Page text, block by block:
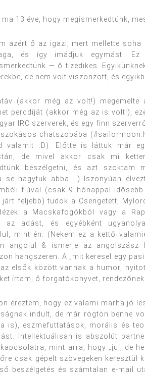
ma 13 éve, hogy megismerkedtünk,
azért ő az igazi, mert mellette
és így imádjuk egymást.
— ő tizedikes.
de nem volt viszonzott, és
(akkor még az volt!) megemelte
percdíját (akkor még az is volt!),
IRC szerverek, és egy finn
chatszobába
valamit :D). Előtte is láttuk már
de mivel akkor csak mi
beszélgetni, és azt szoktam
se hagytuk abba. :) Iszonyúan
fiúval (csak 9 hónappal
járt feljebb) tudok a Csengetett,
a Macskafogókból vagy a
az adást, és egyébként
mint én. (Nekem ez a kettő
angolul & ismerje az angolszász
hangszeren. A „mit keresel egy
az elsők között vannak a humor,
írtam, ő forgatókönyvet,
éreztem, hogy ez valami marha jó
indult, de már rögtön benne
is), eszmefuttatások, morális és
Intellektuálisan is abszolút
mint arra, hogy „juj, de
csak gépelt szövegeken keresztül
beszélgetés és számtalan e-mail